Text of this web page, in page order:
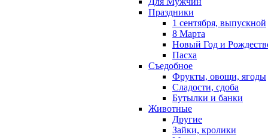
Праздники
1 сентября, выпускной
8 Марта
Новый Год и
Пасха
Съедобное
Фрукты, овощи, ягоды
Сладости, сдоба
Бутылки и банки
Животные
Другие
Зайки, кролики